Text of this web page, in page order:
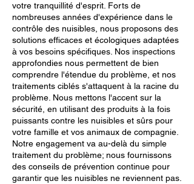
votre tranquillité d'esprit. Forts de
nombreuses années d'expérience dans le
contrôle des nuisibles, nous proposons des
solutions efficaces et écologiques adaptées
à vos besoins spécifiques. Nos inspections
approfondies nous permettent de bien
comprendre l'étendue du problème, et nos
traitements ciblés s'attaquent à la racine du
problème. Nous mettons l'accent sur la
sécurité, en utilisant des produits à la fois
puissants contre les nuisibles et sûrs pour
votre famille et vos animaux de compagnie.
Notre engagement va au-delà du simple
traitement du problème; nous fournissons
des conseils de prévention continue pour
garantir que les nuisibles ne reviennent pas.